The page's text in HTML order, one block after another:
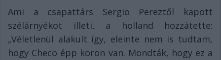
Ami a csapattárs Sergio Pereztől kapott
szélárnyékot illeti, a holland hozzátette:
„Véletlenül alakult így, eleinte nem is tudtam,
hogy Checo épp körön van. Mondták, hogy ez a